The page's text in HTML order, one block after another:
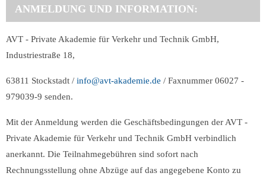
ANMELDUNG UND INFORMATION:
AVT - Private Akademie für Verkehr und Technik GmbH,
Industriestraße 18,
63811 Stockstadt / info@avt-akademie.de / Faxnummer 06027 -
979039-9 senden.
Mit der Anmeldung werden die Geschäftsbedingungen der AVT -
Private Akademie für Verkehr und Technik GmbH verbindlich
anerkannt. Die Teilnahmegebühren sind sofort nach
Rechnungsstellung ohne Abzüge auf das angegebene Konto zu